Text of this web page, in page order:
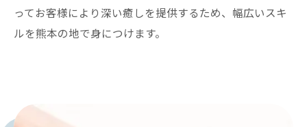
ってお客様により深い癒しを提供するため、幅広いスキ
ルを熊本の地で身につけます。